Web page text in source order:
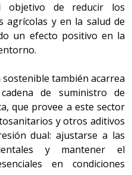
objetivo de reducir los
agrícolas y en la salud de
un efecto positivo en la
también acarrea
de suministro de
que provee a este sector
y otros aditivos
dual: ajustarse a las
y mantener el
en condiciones